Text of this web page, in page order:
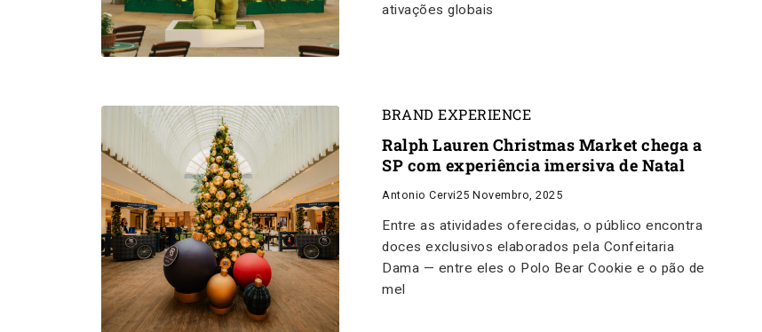
ativações globais
BRAND EXPERIENCE
Ralph Lauren Christmas Market chega a
SP com experiência imersiva de Natal
Antonio Cervi25 Novembro, 2025
Entre as atividades oferecidas, o público encontra
doces exclusivos elaborados pela Confeitaria
Dama — entre eles o Polo Bear Cookie e o pão de
mel